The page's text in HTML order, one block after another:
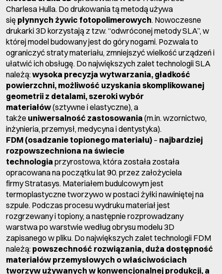
Charlesa Hulla. Do drukowania tą metodą używa
się płynnych żywic fotopolimerowych. Nowoczesne
drukarki 3D korzystają z tzw. “odwróconej metody SLA”, w
której model budowany jest do góry nogami. Pozwala to
ograniczyć straty materiału, zmniejszyć wielkość urządzeń i
ułatwić ich obsługę. Do największych zalet technologii SLA
należą:wysoka precyzja wytwarzania, gładkość
powierzchni, możliwość uzyskania skomplikowanej
geometrii z detalami, szeroki wybór
materiałów(sztywne i elastyczne), a
także uniwersalność zastosowania (m.in. wzornictwo,
inżynieria, przemysł, medycyna i dentystyka).
FDM (osadzanie topionego materiału) – najbardziej
rozpowszechniona na świecie
technologia przyrostowa, która została została
opracowana na początku lat 90. przez założyciela
firmyStratasys. Materiałem budulcowym jest
termoplastyczne tworzywo w postaci żyłki nawiniętej na
szpule. Podczas procesu wydruku materiał jest
rozgrzewany i topiony, a następnie rozprowadzany
warstwa po warstwie według obrysu modelu 3D
zapisanego w pliku. Do największych zalet technologii FDM
należą: powszechność rozwiązania, duża dostępność
materiałów przemysłowych o właściwościach
tworzyw używanych w konwencjonalnej produkcji, a